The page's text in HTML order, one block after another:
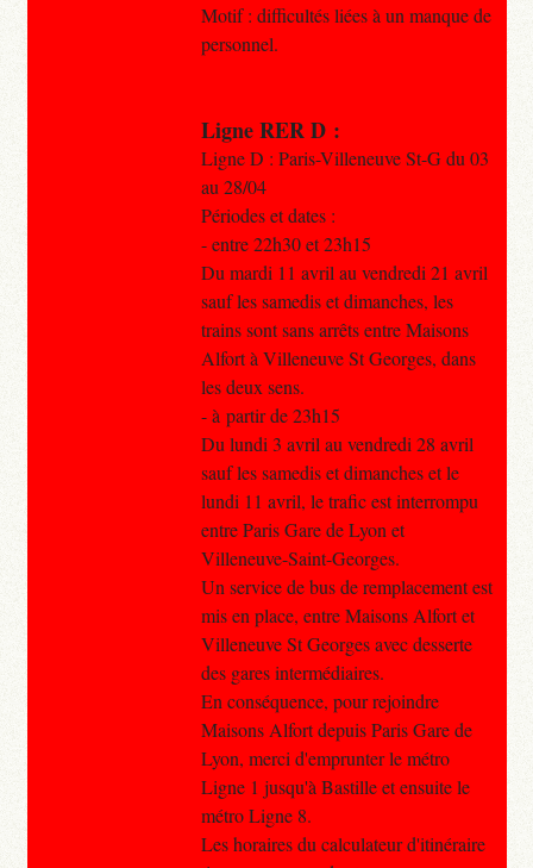
Motif : difficultés liées à un manque de
personnel.
Ligne RER D :
Ligne D : Paris-Villeneuve St-G du 03
au 28/04
Périodes et dates :
- entre 22h30 et 23h15
Du mardi 11 avril au vendredi 21 avril
sauf les samedis et dimanches, les
trains sont sans arrêts entre Maisons
Alfort à Villeneuve St Georges, dans
les deux sens.
- à partir de 23h15
Du lundi 3 avril au vendredi 28 avril
sauf les samedis et dimanches et le
lundi 11 avril, le trafic est interrompu
entre Paris Gare de Lyon et
Villeneuve-Saint-Georges.
Un service de bus de remplacement est
mis en place, entre Maisons Alfort et
Villeneuve St Georges avec desserte
des gares intermédiaires.
En conséquence, pour rejoindre
Maisons Alfort depuis Paris Gare de
Lyon, merci d'emprunter le métro
Ligne 1 jusqu'à Bastille et ensuite le
métro Ligne 8.
Les horaires du calculateur d'itinéraire